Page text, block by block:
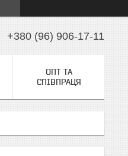
+380 (96) 906-17-11
ОПТ ТА
СПІВПРАЦЯ